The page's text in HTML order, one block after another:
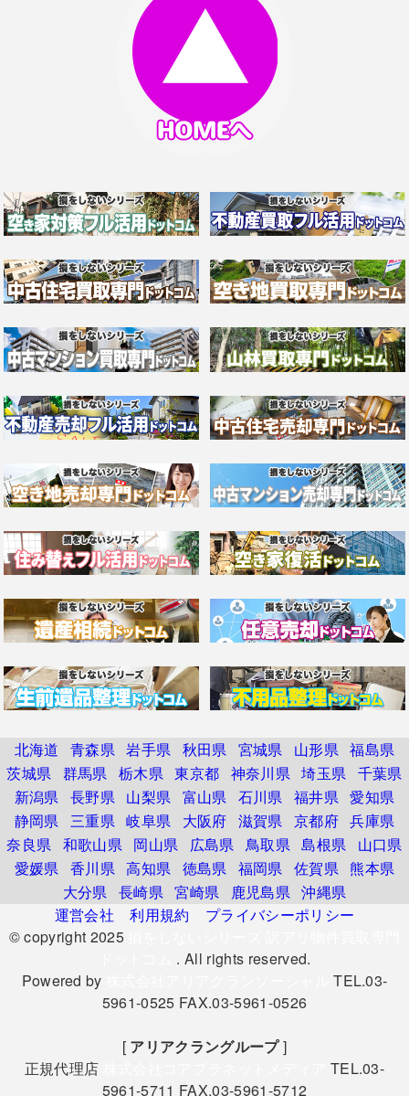
北海道 青森県 岩手県 秋田県 宮城県 山形県 福島県
茨城県 群馬県 栃木県 東京都 神奈川県 埼玉県 千葉県
新潟県 長野県 山梨県 富山県 石川県 福井県 愛知県
静岡県 三重県 岐阜県 大阪府 滋賀県 京都府 兵庫県
奈良県 和歌山県 岡山県 広島県 鳥取県 島根県
山口県
愛媛県 香川県 高知県 徳島県 福岡県 佐賀県 熊本県
大分県 長崎県 宮崎県 鹿児島県 沖縄県
運営会社
利用規約
プライバシーポリシー
© copyright 2025
. All rights reserved.
Powered by
TEL.03-
5961-0525 FAX.03-5961-0526
[ アリアクラングループ]
正規代理店
TEL.03-
5961-5711 FAX.03-5961-5712